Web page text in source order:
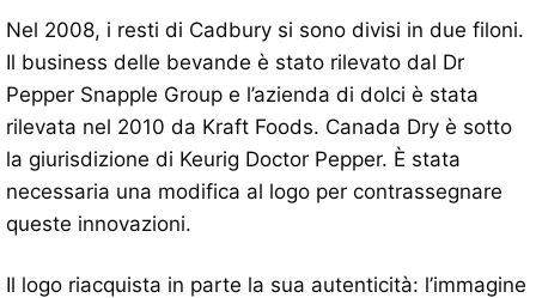
Nel 2008, i resti di Cadbury si sono divisi in due filoni.
Il business delle bevande è stato rilevato dal Dr
Pepper Snapple Group e l’azienda di dolci è stata
rilevata nel 2010 da Kraft Foods. Canada Dry è sotto
la giurisdizione di Keurig Doctor Pepper. È stata
necessaria una modifica al logo per contrassegnare
queste innovazioni.
Il logo riacquista in parte la sua autenticità: l’immagine